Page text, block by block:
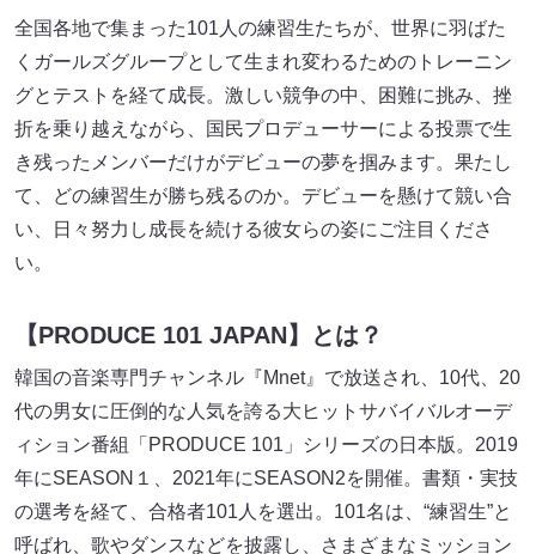
全国各地で集まった101人の練習生たちが、世界に羽ばた
くガールズグループとして生まれ変わるためのトレーニン
グとテストを経て成長。激しい競争の中、困難に挑み、挫
折を乗り越えながら、国民プロデューサーによる投票で生
き残ったメンバーだけがデビューの夢を掴みます。果たし
て、どの練習生が勝ち残るのか。デビューを懸けて競い合
い、日々努力し成長を続ける彼女らの姿にご注目くださ
い。
【PRODUCE 101 JAPAN】とは？
韓国の音楽専門チャンネル『Mnet』で放送され、10代、20
代の男女に圧倒的な人気を誇る大ヒットサバイバルオーデ
ィション番組「PRODUCE 101」シリーズの日本版。2019
年にSEASON１、2021年にSEASON2を開催。書類・実技
の選考を経て、合格者101人を選出。101名は、“練習生”と
呼ばれ、歌やダンスなどを披露し、さまざまなミッション